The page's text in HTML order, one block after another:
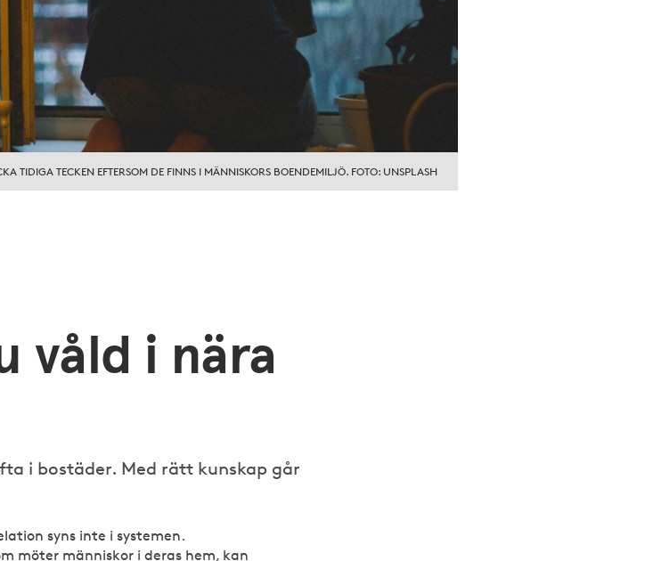
TIDIGA TECKEN EFTERSOM DE FINNS I MÄNNISKORS BOENDEMILJÖ. FOTO: UNSPLASH
våld i nära
i bostäder. Med rätt kunskap går
syns inte i systemen.
möter människor i deras hem, kan